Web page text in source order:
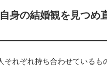
身の結婚観を見つめ
それぞれ持ち合わせているも